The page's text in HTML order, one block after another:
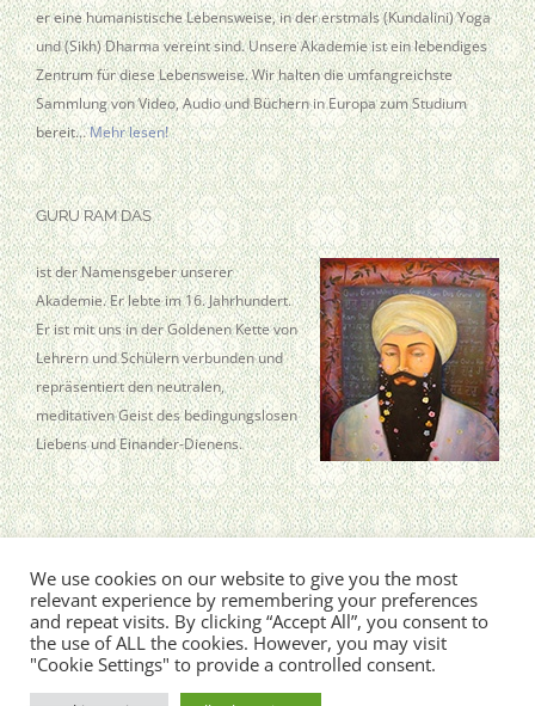
er eine humanistische Lebensweise, in der erstmals (Kundalini) Yoga
und (Sikh) Dharma vereint sind. Unsere Akademie ist ein lebendiges
Zentrum für diese Lebensweise. Wir halten die umfangreichste
Sammlung von Video, Audio und Büchern in Europa zum Studium
bereit…Mehr lesen!
GURU RAM DAS
ist der Namensgeber unserer
Akademie. Er lebte im 16. Jahrhundert.
Er ist mit uns in der Goldenen Kette von
Lehrern und Schülern verbunden und
repräsentiert den neutralen,
meditativen Geist des bedingungslosen
Liebens und Einander-Dienens.
Guru Ram Das Aquarian Academy · Kleine Wallstr. 7 · 19258 Boizenburg
© Copyright2026, Sat Hari Singh Khalsa
We use cookies on our website to give you the most
relevant experience by remembering your preferences
and repeat visits. By clicking “Accept All”, you consent to
the use of ALL the cookies. However, you may visit
"Cookie Settings" to provide a controlled consent.